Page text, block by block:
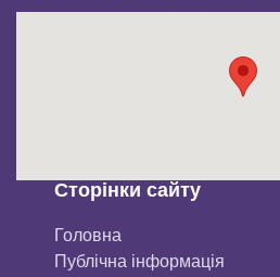
Сторінки сайту
Головна
Публічна інформація